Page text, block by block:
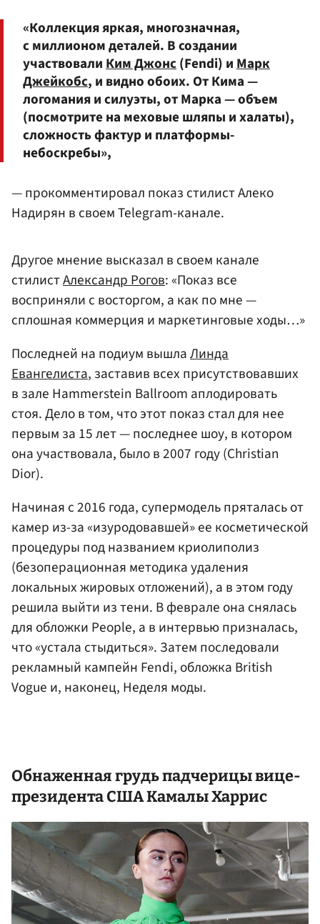
«Коллекция яркая, многозначная,
с миллионом деталей. В создании
участвовалиКим Джонс(Fendi) иМарк
Джейкобс, и видно обоих. От Кима —
логомания и силуэты, от Марка — объем
(посмотрите на меховые шляпы и халаты),
сложность фактур и платформы-
небоскребы»,
— прокомментировал показ стилист Алеко
Надирян в своем Telegram-канале.
Другое мнение высказал в своем канале
стилистАлександр Рогов: «Показ все
восприняли с восторгом, а как по мне —
сплошная коммерция и маркетинговые ходы…»
Последней на подиум вышлаЛинда
Евангелиста, заставив всех присутствовавших
в зале Hammerstein Ballroom аплодировать
стоя. Дело в том, что этот показ стал для нее
первым за 15 лет — последнее шоу, в котором
она участвовала, было в 2007 году (Christian
Dior).
Начиная с 2016 года, супермодель пряталась от
камер из-за «изуродовавшей» ее косметической
процедуры под названием криолиполиз
(безоперационная методика удаления
локальных жировых отложений), а в этом году
решила выйти из тени. В феврале она снялась
для обложки People, а в интервью призналась,
что «устала стыдиться». Затем последовали
рекламный кампейн Fendi, обложка British
Vogue и, наконец, Неделя моды.
Обнаженная грудь падчерицы вице-
президентаСШАКамалы Харрис